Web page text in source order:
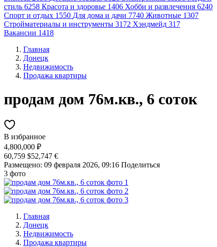
стиль 6258 Красота и здоровье 1406 Хобби и развлечения 6240
Спорт и отдых 1550 Для дома и дачи 7740 Животные 1307
Стройматериалы и инструменты 3172 Хэндмейд 317
Вакансии 1418
Главная
Донецк
Недвижимость
Продажа квартиры
продам дом 76м.кв., 6 соток
В избранное
4,800,000 ₽
60,759 $52,747 €
Размещено: 09 февраля 2026, 09:16 Поделиться
3 фото
Главная
Донецк
Недвижимость
Продажа квартиры